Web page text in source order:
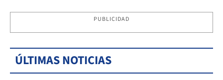
PUBLICIDAD
ÚLTIMAS NOTICIAS